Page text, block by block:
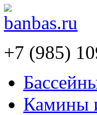
+7 (985)
Камины